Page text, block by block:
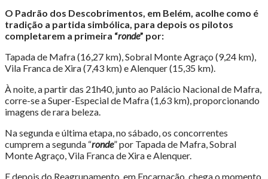
O Padrão dos Descobrimentos, em Belém, acolhe como é
tradição a partida simbólica, para depois os pilotos
completarem a primeira “ronde” por:
Tapada de Mafra (16,27 km), Sobral Monte Agraço (9,24 km),
Vila Franca de Xira (7,43 km) e Alenquer (15,35 km).
À noite, a partir das 21h40, junto ao Palácio Nacional de Mafra,
corre-se a Super-Especial de Mafra (1,63 km), proporcionando
imagens de rara beleza.
Na segunda e última etapa, no sábado, os concorrentes
cumprem a segunda “ronde” por Tapada de Mafra, Sobral
Monte Agraço, Vila Franca de Xira e Alenquer.
E depois do Reagrupamento, em Encarnação, chega o momento